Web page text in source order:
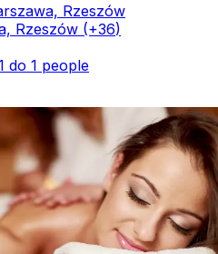
Rzeszów
Rzeszów (+36)
do 1 people